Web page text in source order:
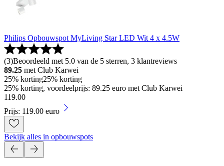
Philips Opbouwspot MyLiving Star LED Wit 4 x 4.5W
(3)Beoordeeld met 5.0 van de 5 sterren, 3 klantreviews
89.25 met Club Karwei
25% korting25% korting
25% korting, voordeelprijs: 89.25 euro met Club Karwei
119.00
Prijs: 119.00 euro
Bekijk alles in opbouwspots